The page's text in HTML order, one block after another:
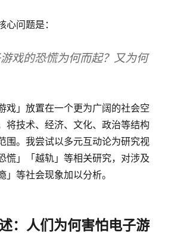
问题是：
戏的恐慌为何而起？又为何
戏」放置在一个更为广阔的社会空
将技术、经济、文化、政治等结构
围。我尝试以多元互动论为研究视
慌」「越轨」等相关研究，对涉及
」等社会现象加以分析。
：人们为何害怕电子游